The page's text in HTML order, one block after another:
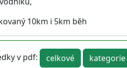
10km i 5km běh
v pdf: celkové kategorie